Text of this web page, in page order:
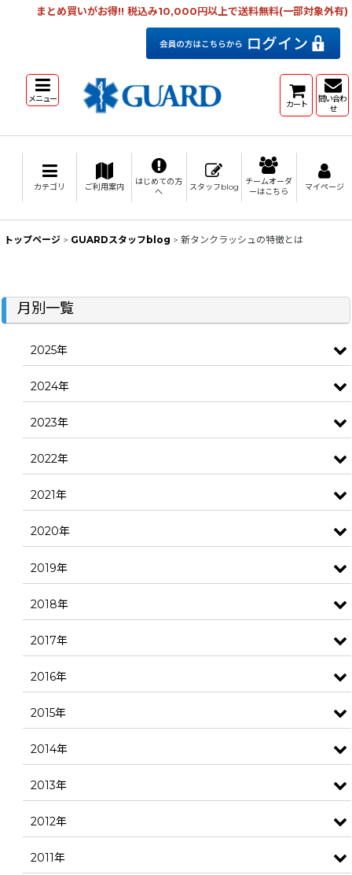
まとめ買いがお得!! 税込み10,000円以上で送料無料(一部対象外有)
メニュー カート
問い合わ
せ
カテゴリ ご利用案内
はじめての方
へ
スタッフblog
チームオーダ
ーはこちら
マイページ
トップページ > GUARDスタッフblog > 新タンクラッシュの特徴とは
月別一覧
2025年
2024年
2023年
2022年
2021年
2020年
2019年
2018年
2017年
2016年
2015年
2014年
2013年
2012年
2011年